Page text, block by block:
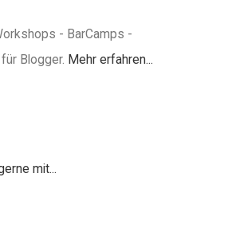
- BarCamps -
Blogger. Mehr erfahren...
mit...